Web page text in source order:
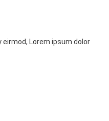
Lorem ipsum dolor